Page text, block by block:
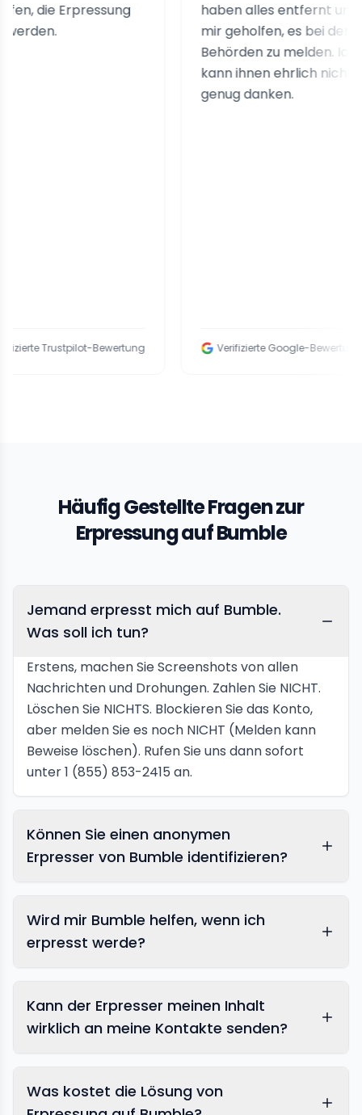
Erpressung
Bewertung
haben alles entfernt und
mir geholfen, es bei den
Behörden zu melden. Ich
kann ihnen ehrlich nicht
genug danken.
Verifizierte Google-Bewertung
Häufig Gestellte Fragen zur
Erpressung auf Bumble
Jemand erpresst mich auf Bumble.
Was soll ich tun?
Erstens, machen Sie Screenshots von allen
Nachrichten und Drohungen. Zahlen Sie NICHT.
Löschen Sie NICHTS. Blockieren Sie das Konto,
aber melden Sie es noch NICHT (Melden kann
Beweise löschen). Rufen Sie uns dann sofort
unter 1 (855) 853-2415 an.
Können Sie einen anonymen
Erpresser von Bumble identifizieren?
Wird mir Bumble helfen, wenn ich
erpresst werde?
Kann der Erpresser meinen Inhalt
wirklich an meine Kontakte senden?
Was kostet die Lösung von